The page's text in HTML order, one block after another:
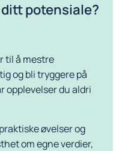
potensiale?
til å mestre
og bli tryggere på
opplevelser du aldri
øvelser og
om egne verdier,